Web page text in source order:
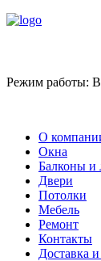
Режим работы:
О
Окна
Балконы и
Двери
Потолки
Мебель
Ремонт
Контакты
Доставка